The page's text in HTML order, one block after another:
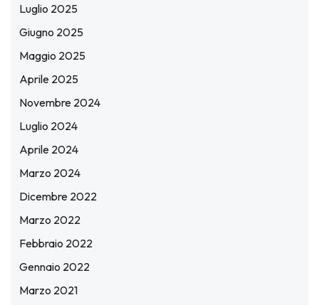
Luglio 2025
Giugno 2025
Maggio 2025
Aprile 2025
Novembre 2024
Luglio 2024
Aprile 2024
Marzo 2024
Dicembre 2022
Marzo 2022
Febbraio 2022
Gennaio 2022
Marzo 2021